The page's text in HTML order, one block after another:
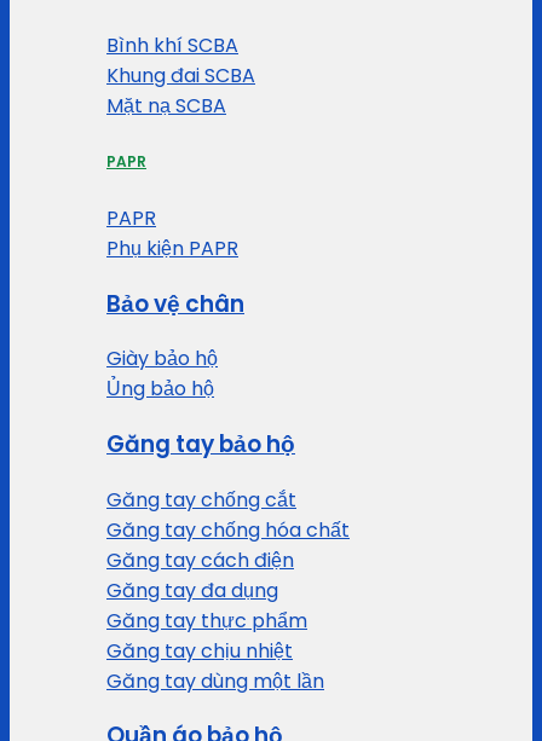
Bình khí SCBA
Khung đai SCBA
Mặt nạ SCBA
PAPR
PAPR
Phụ kiện PAPR
Bảo vệ chân
Giày bảo hộ
Ủng bảo hộ
Găng tay bảo hộ
Găng tay chống cắt
Găng tay chống hóa chất
Găng tay cách điện
Găng tay đa dụng
Găng tay thực phẩm
Găng tay chịu nhiệt
Găng tay dùng một lần